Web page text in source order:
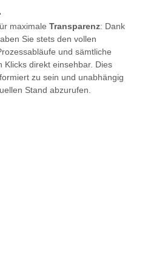
maximale Transparenz: Dank
Sie stets den vollen
und sämtliche
Klicks direkt einsehbar. Dies
zu sein und unabhängig
Stand abzurufen.